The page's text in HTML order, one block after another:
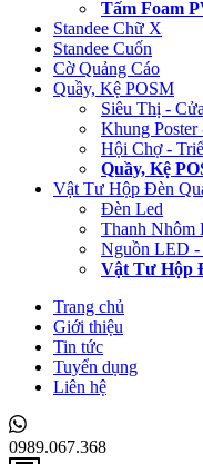
Tấm Foam
Standee Chữ X
Standee Cuốn
Cờ Quảng Cáo
Quầy, Kệ POSM
Siêu Thị -
Khung Poster
Hội Chợ -
Quầy, Kệ
Vật Tư Hộp Đèn
Đèn Led
Thanh Nhôm
Nguồn LED -
Vật Tư Hộp
Trang chủ
Giới thiệu
Tin tức
Tuyển dụng
Liên hệ
0989.067.368